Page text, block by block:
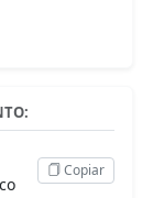
Copiar